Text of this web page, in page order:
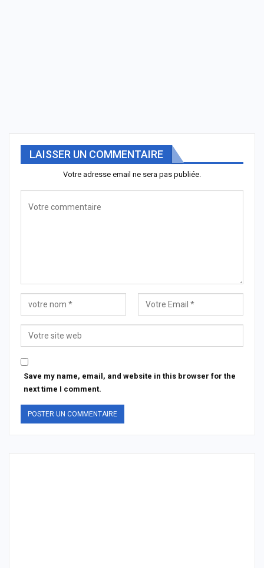
LAISSER UN COMMENTAIRE
Votre adresse email ne sera pas publiée.
Save my name, email, and website in this browser for the
next time I comment.